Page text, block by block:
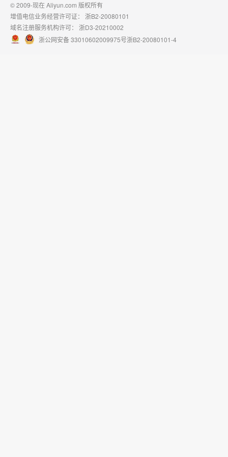
© 2009-现在 Aliyun.com 版权所有
增值电信业务经营许可证： 浙B2-20080101
域名注册服务机构许可： 浙D3-20210002
浙公网安备 33010602009975号浙B2-20080101-4